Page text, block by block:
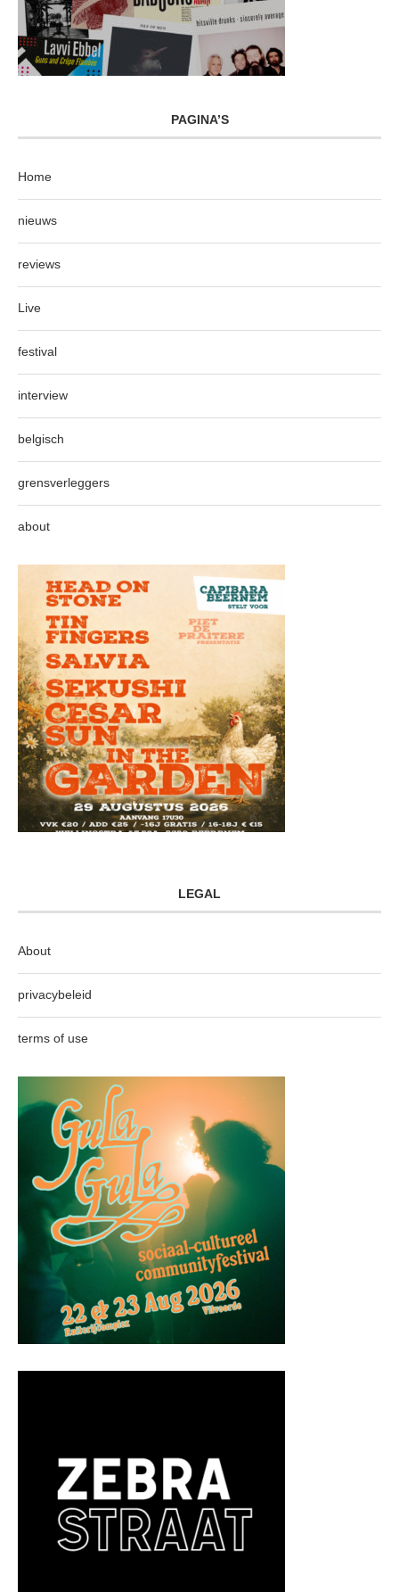
PAGINA’S
Home
nieuws
reviews
Live
festival
interview
belgisch
grensverleggers
about
LEGAL
About
privacybeleid
terms of use